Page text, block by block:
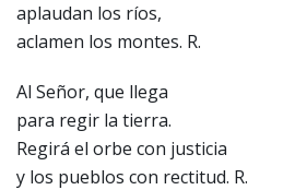
aplaudan los ríos,
aclamen los montes. R.
Al Señor, que llega
para regir la tierra.
Regirá el orbe con justicia
y los pueblos con rectitud. R.